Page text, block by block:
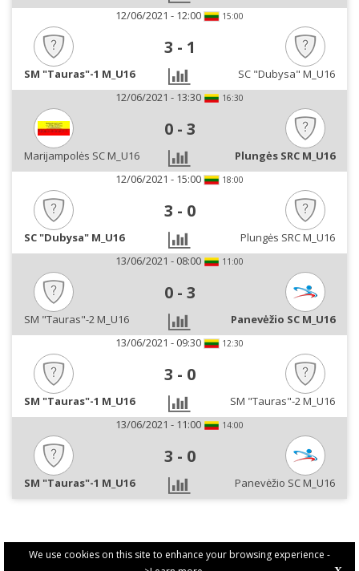
We use cookies on this site to enhance your browsing experience -
12/06/2021 - 12:00
15:00
3 - 1
SM "Tauras"-1 M_U16
SC "Dubysa" M_U16
12/06/2021 - 13:30
16:30
0 - 3
Marijampolės SC M_U16
Plungės SRC M_U16
12/06/2021 - 15:00
18:00
3 - 0
SC "Dubysa" M_U16
Plungės SRC M_U16
13/06/2021 - 08:00
11:00
0 - 3
SM "Tauras"-2 M_U16
Panevėžio SC M_U16
13/06/2021 - 09:30
12:30
3 - 0
SM "Tauras"-1 M_U16
SM "Tauras"-2 M_U16
13/06/2021 - 11:00
14:00
3 - 0
SM "Tauras"-1 M_U16 Panevėžio SC M_U16